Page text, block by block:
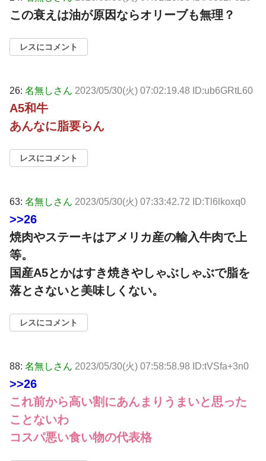
この衰えは油が原因ならオリーブも無理？
レスにコメント
26: 名無しさん 2023/05/30(火) 07:02:19.48 ID:ub6GRtL60
A5和牛
あんなに脂要らん
レスにコメント
63: 名無しさん 2023/05/30(火) 07:33:42.72 ID:Tl6lkoxq0
>>26
焼肉やステーキはアメリカ産の輸入牛肉で上
等。
国産A5とかはすき焼きやしゃぶしゃぶで脂を
落とさないと美味しくない。
レスにコメント
88: 名無しさん 2023/05/30(火) 07:58:58.98 ID:tVSfa+3n0
>>26
これ前から高い割にあんまりうまいと思った
ことないわ
コスパ悪い食い物の代表格